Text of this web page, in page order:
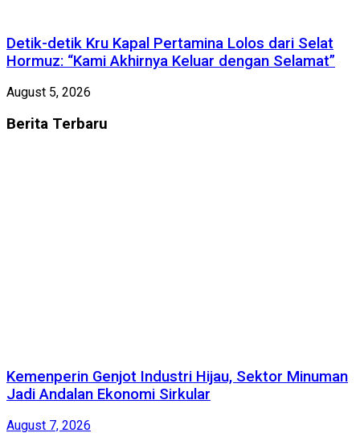
Detik-detik Kru Kapal Pertamina Lolos dari Selat
Hormuz: “Kami Akhirnya Keluar dengan Selamat”
August 5, 2026
Berita Terbaru
Kemenperin Genjot Industri Hijau, Sektor Minuman
Jadi Andalan Ekonomi Sirkular
August 7, 2026